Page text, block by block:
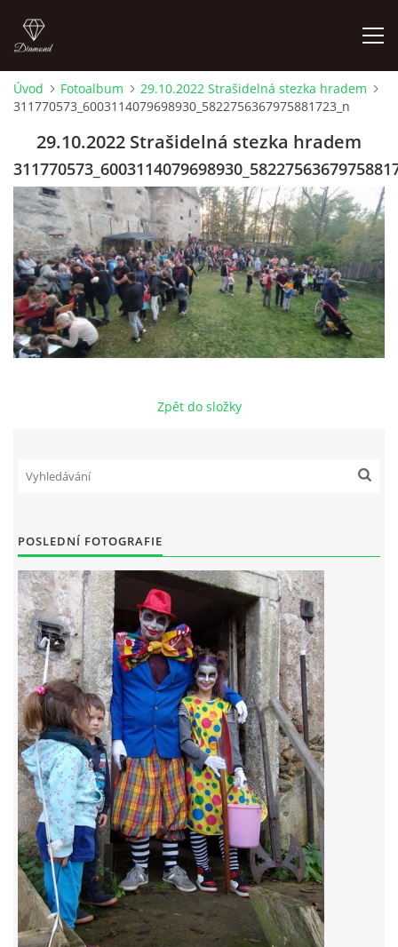
LETNÍ KINO NA HRADĚ 2022
ÚVOD
KONTAKT
FOTOALBUM
© 2026 eStránky.cz |RSS
Úvod Fotoalbum
29.10.2022 Strašidelná stezka hradem
311770573_6003114079698930_5822756367975881723_n
29.10.2022 Strašidelná stezka hradem
Zpět do složky
POSLEDNÍ FOTOGRAFIE